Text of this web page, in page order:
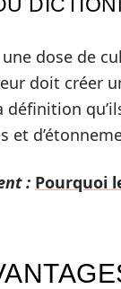
dose de
doit créer
et
: Pourquoi